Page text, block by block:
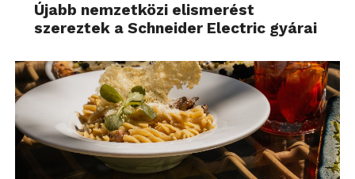
Újabb nemzetközi elismerést
szereztek a Schneider Electric gyárai